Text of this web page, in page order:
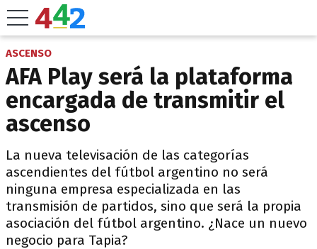
ASCENSO
AFA Play será la plataforma
encargada de transmitir el
ascenso
La nueva televisación de las categorías
ascendientes del fútbol argentino no será
ninguna empresa especializada en las
transmisión de partidos, sino que será la propia
asociación del fútbol argentino. ¿Nace un nuevo
negocio para Tapia?